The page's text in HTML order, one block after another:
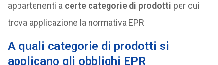
appartenenti a certe categorie di prodotti per cui
trova applicazione la normativa EPR.
A quali categorie di prodotti si
applicano gli obblighi EPR